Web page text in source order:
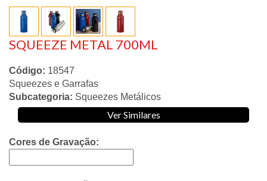
SQUEEZE METAL 700ML
Código: 18547
Squeezes e Garrafas
Subcategoria: Squeezes Metálicos
Ver Similares
Cores de Gravação: